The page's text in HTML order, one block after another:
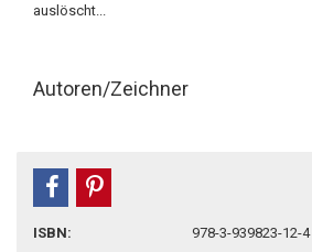
auslöscht...
Autoren/Zeichner
teilen
ISBN:
978-3-939823-12-4